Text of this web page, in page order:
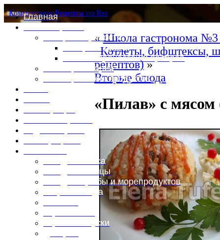
Главная
Специи и пряности
Специи и диета
Каталог пряностей и приправ
Таблица калорий
Таблица массы продуктов
Блюда из мяса
Блюда из птицы
Блюда из рыбы и морепродуктов
Вторые блюда
Горячие закуски
КомментарииРецепты по Rss
«Школа гастронома №3
Котлеты, бифштексы,
рецептов)»
Вторые блюда
«Пилав» с